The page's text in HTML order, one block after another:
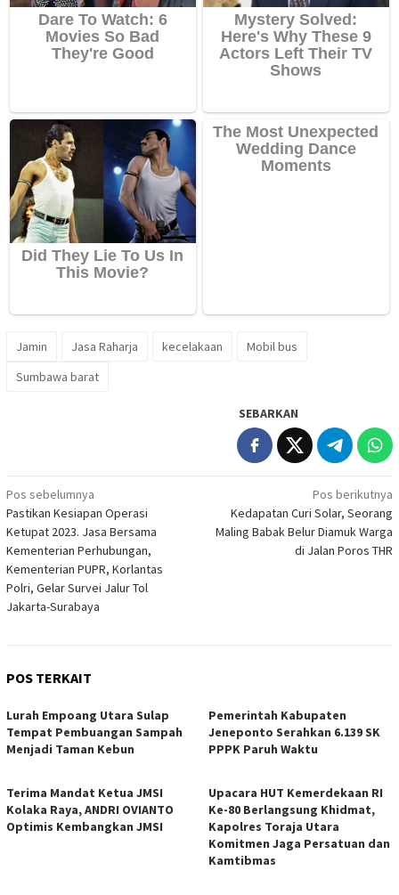
Jamin Jasa Raharja kecelakaan
Mobil bus
Sumbawa barat
SEBARKAN
Navigasi
pos
Pos sebelumnya
Pastikan Kesiapan Operasi
Ketupat 2023. Jasa Bersama
Kementerian Perhubungan,
Kementerian PUPR, Korlantas
Polri, Gelar Survei Jalur Tol
Jakarta-Surabaya
Pos berikutnya
Kedapatan Curi Solar, Seorang
Maling Babak Belur Diamuk Warga
di Jalan Poros THR
POS TERKAIT
Lurah Empoang Utara Sulap
Tempat Pembuangan Sampah
Menjadi Taman Kebun
Pemerintah Kabupaten
Jeneponto Serahkan 6.139 SK
PPPK Paruh Waktu
Terima Mandat Ketua JMSI
Kolaka Raya, ANDRI OVIANTO
Optimis Kembangkan JMSI
Upacara HUT Kemerdekaan RI
Ke-80 Berlangsung Khidmat,
Kapolres Toraja Utara
Komitmen Jaga Persatuan dan
Kamtibmas